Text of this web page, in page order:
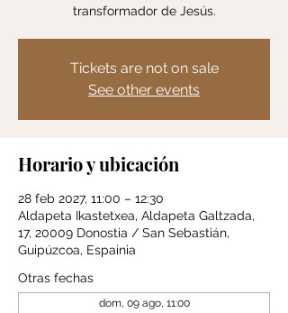
transformador de Jesús.
Tickets are not on sale
See other events
Horario y ubicación
28 feb 2027, 11:00 – 12:30
Aldapeta Ikastetxea, Aldapeta Galtzada,
17, 20009 Donostia / San Sebastián,
Guipúzcoa, Espainia
Otras fechas
dom, 09 ago, 11:00